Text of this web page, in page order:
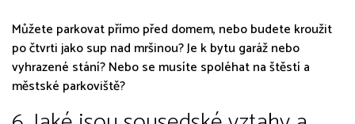
Můžete parkovat přímo před domem, nebo budete kroužit
po čtvrti jako sup nad mršinou? Je k bytu garáž nebo
vyhrazené stání? Nebo se musíte spoléhat na štěstí a
městské parkoviště?